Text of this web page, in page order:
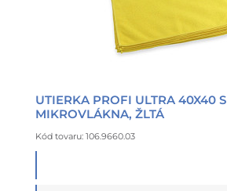
UTIERKA PROFI ULTRA 40X40 S
MIKROVLÁKNA, ŽLTÁ
Kód tovaru: 106.9660.03